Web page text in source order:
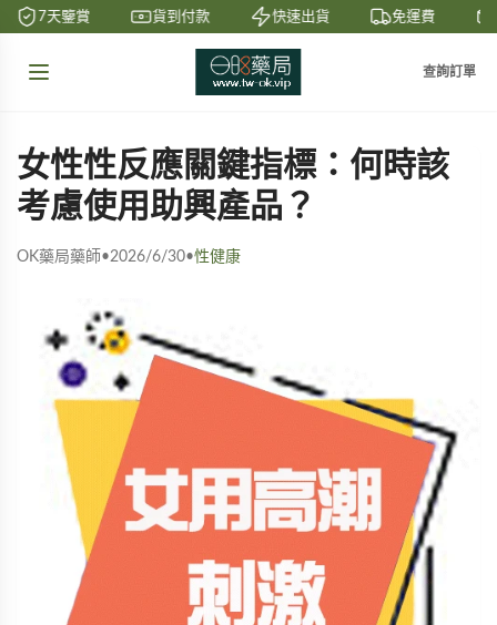
7天鑒賞 貨到付款 快速出貨 免運費
查詢訂單
女性性反應關鍵指標：何時該
考慮使用助興產品？
OK藥局藥師•2026/6/30•性健康